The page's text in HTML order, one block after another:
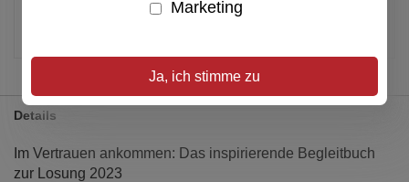
Details
Im Vertrauen ankommen: Das inspirierende Begleitbuch
zur Losung 2023
Marketing
Ja, ich stimme zu